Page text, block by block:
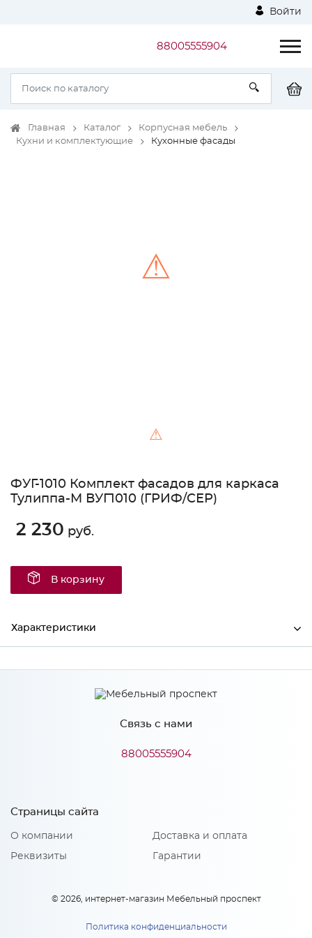
Войти
88005555904
Главная Каталог
Корпусная мебель
Кухни и комплектующие
Кухонные фасады
⚠
⚠
ФУГ-1010 Комплект фасадов для каркаса
Тулиппа-М ВУГ1010 (ГРИФ/СЕР)
2 230 руб.
В корзину
Характеристики
Производитель Сурская мебель
ГРИФ/СЕР
Связь с нами
88005555904
Страницы сайта
О компании
Реквизиты
Доставка и оплата
Гарантии
© 2026, интернет-магазин Мебельный проспект
Политика конфиденциальности